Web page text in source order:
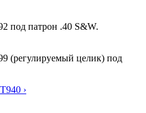
под патрон .40 S&W.
(регулируемый целик) под
›